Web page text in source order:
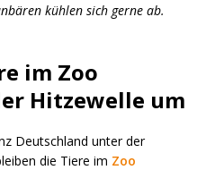
kühlen sich gerne ab.
im Zoo
Hitzewelle um
Deutschland unter der
die Tiere im Zoo